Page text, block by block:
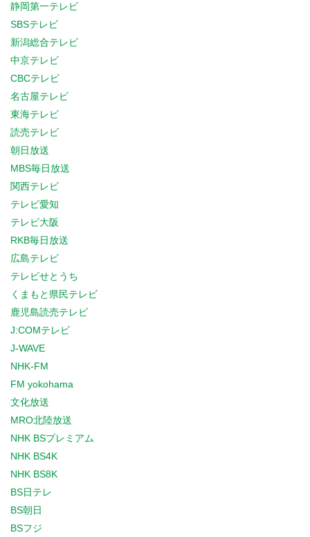
静岡第一テレビ
SBSテレビ
新潟総合テレビ
中京テレビ
CBCテレビ
名古屋テレビ
東海テレビ
読売テレビ
朝日放送
MBS毎日放送
関西テレビ
テレビ愛知
テレビ大阪
RKB毎日放送
広島テレビ
テレビせとうち
くまもと県民テレビ
鹿児島読売テレビ
J:COMテレビ
J-WAVE
NHK-FM
FM yokohama
文化放送
MRO北陸放送
NHK BSプレミアム
NHK BS4K
NHK BS8K
BS日テレ
BS朝日
BSフジ